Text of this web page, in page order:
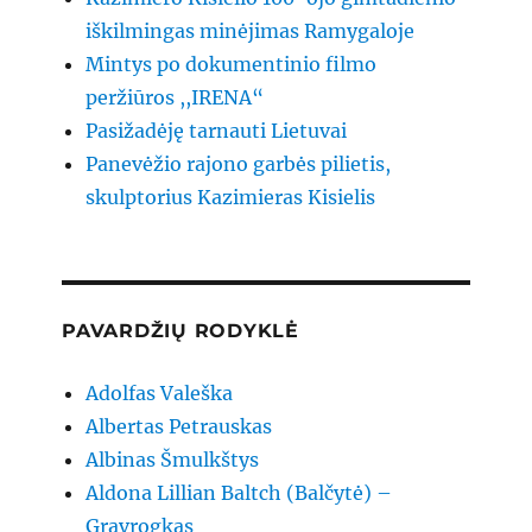
iškilmingas minėjimas Ramygaloje
Mintys po dokumentinio filmo
peržiūros ,,IRENA“
Pasižadėję tarnauti Lietuvai
Panevėžio rajono garbės pilietis,
skulptorius Kazimieras Kisielis
PAVARDŽIŲ RODYKLĖ
Adolfas Valeška
Albertas Petrauskas
Albinas Šmulkštys
Aldona Lillian Baltch (Balčytė) –
Gravrogkas